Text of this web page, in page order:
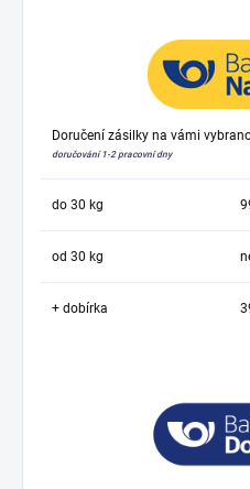
Doručení zásilky na vámi
doručování 1-2 pracovní dny
do 30 kg
od 30 kg
+ dobírka